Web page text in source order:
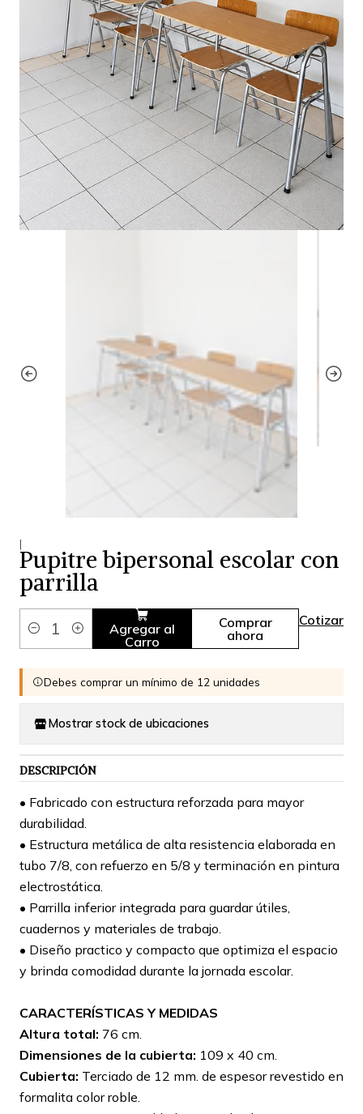
|
Pupitre bipersonal escolar con
parrilla
Cantidad
Agregar al
Carro
Comprar
ahora
Cotizar
Debes comprar un mínimo de 12 unidades
Mostrar stock de ubicaciones
DESCRIPCIÓN
• Fabricado con estructura reforzada para mayor
durabilidad.
• Estructura metálica de alta resistencia elaborada en
tubo 7/8, con refuerzo en 5/8 y terminación en pintura
electrostática.
• Parrilla inferior integrada para guardar útiles,
cuadernos y materiales de trabajo.
• Diseño practico y compacto que optimiza el espacio
y brinda comodidad durante la jornada escolar.
CARACTERÍSTICAS Y MEDIDAS
Altura total: 76 cm.
Dimensiones de la cubierta: 109 x 40 cm.
Cubierta: Terciado de 12 mm. de espesor revestido en
formalita color roble.